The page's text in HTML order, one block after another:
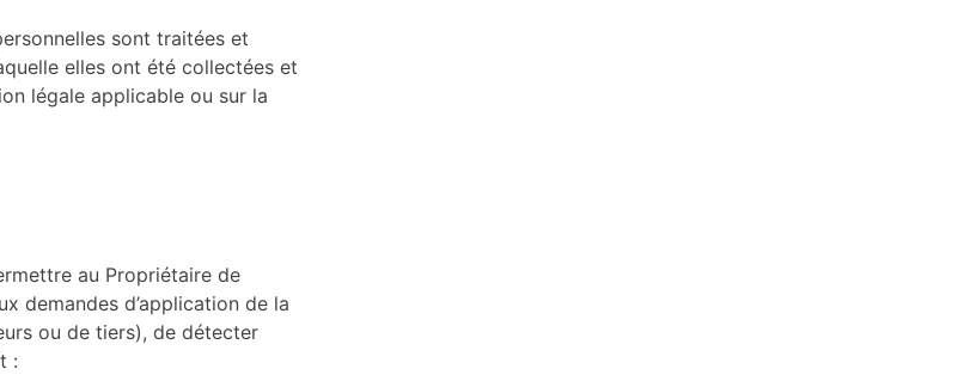
sont traitées et
elles ont été collectées et
légale applicable ou sur la
au Propriétaire de
demandes d’application de la
ou de tiers), de détecter
: